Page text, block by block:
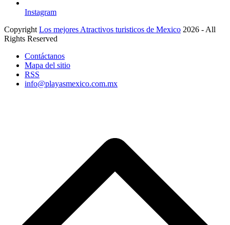
Instagram
Copyright Los mejores Atractivos turisticos de Mexico 2026 - All
Rights Reserved
Contáctanos
Mapa del sitio
RSS
info@playasmexico.com.mx